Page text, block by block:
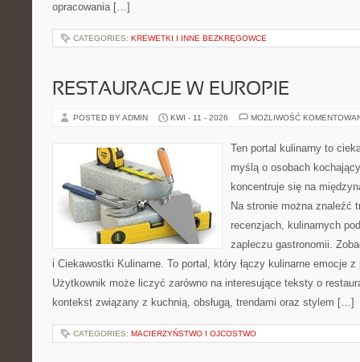
opracowania […]
CATEGORIES: KREWETKI I INNE BEZKRĘGOWCE
RESTAURACJE W EUROPIE
POSTED BY ADMIN KWI - 11 - 2026 MOŻLIWOŚĆ
Ten portal kulinarny to
myślą o osobach
koncentruje się na
Na stronie można znaleźć
recenzjach, kulinarnych
zapleczu gastronomii.
i Ciekawostki Kulinarne. To portal, który łączy kulinarne emocje
Użytkownik może liczyć zarówno na interesujące teksty o
kontekst związany z kuchnią, obsługą, trendami oraz stylem […]
CATEGORIES: MACIERZYŃSTWO I OJCOSTWO